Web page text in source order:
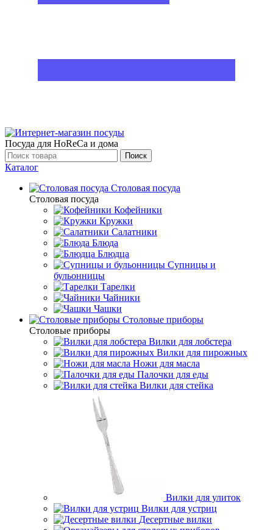
Посуда для HoReCa и дома
Поиск
Каталог
Столовая посуда
Столовая посуда
Кофейники
Кружки
Салатники
Блюда
Блюдца
Супницы и
бульонницы
Тарелки
Чайники
Чашки
Cтоловые приборы
Cтоловые приборы
Вилки для лобстера
Вилки для пирожных
Ножи для масла
Палочки для еды
Вилки для стейка
Вилки для улиток
Вилки для устриц
Десертные вилки